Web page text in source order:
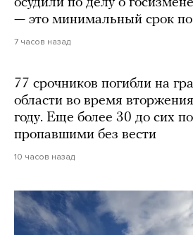
— это минимальный срок по
7 часов назад
77 срочников погибли на
области во время
году. Еще более 30 до сих
пропавшими без вести
10 часов назад